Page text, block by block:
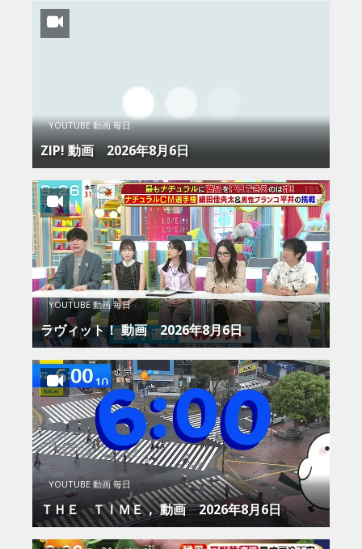
YOUTUBE 動画 毎日
ZIP! 動画 2026年8月6日
YOUTUBE 動画 毎日
ラヴィット！ 動画 2026年8月6日
YOUTUBE 動画 毎日
ＴＨＥ ＴＩＭＥ， 動画 2026年8月6日